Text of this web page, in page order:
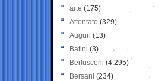
arte (175)
Attentato (329)
Auguri (13)
Batini (3)
Berlusconi (4.295)
Bersani (234)